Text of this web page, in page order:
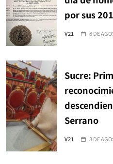
por sus
V21 8 DE
Sucre:
Serrano
V21 8 DE